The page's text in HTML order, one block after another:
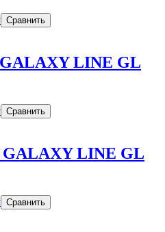
Сравнить
LINE GL
Сравнить
GALAXY LINE GL
Сравнить